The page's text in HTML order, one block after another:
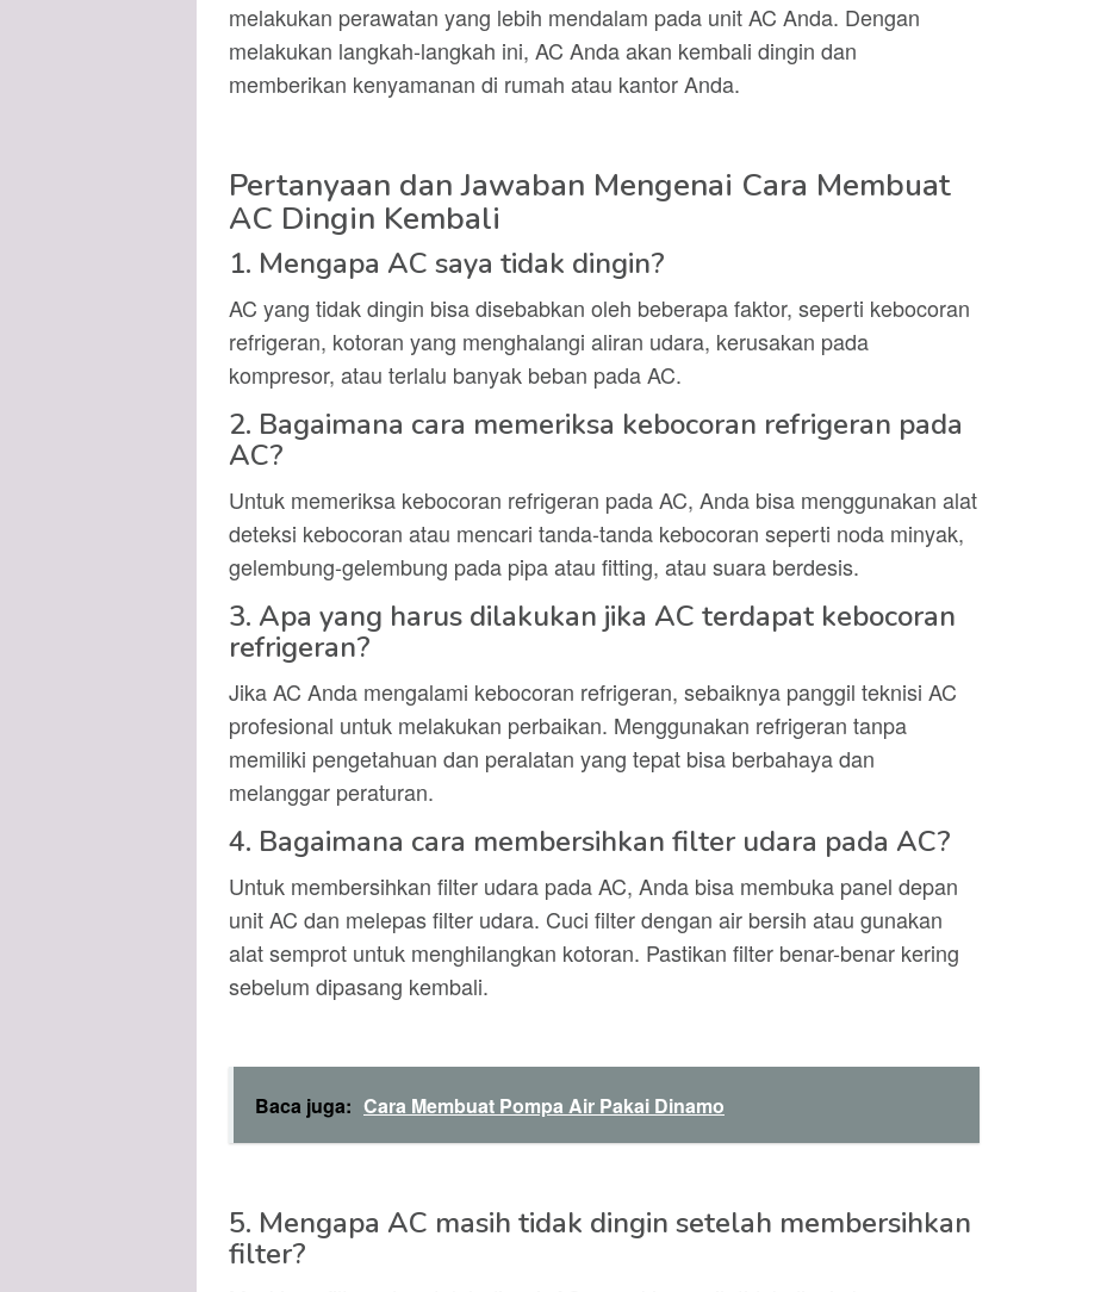
melakukan perawatan yang lebih mendalam pada unit AC Anda. Dengan
melakukan langkah-langkah ini, AC Anda akan kembali dingin dan
memberikan kenyamanan di rumah atau kantor Anda.
Pertanyaan dan Jawaban Mengenai Cara Membuat
AC Dingin Kembali
1. Mengapa AC saya tidak dingin?
AC yang tidak dingin bisa disebabkan oleh beberapa faktor, seperti kebocoran
refrigeran, kotoran yang menghalangi aliran udara, kerusakan pada
kompresor, atau terlalu banyak beban pada AC.
2. Bagaimana cara memeriksa kebocoran refrigeran pada
AC?
Untuk memeriksa kebocoran refrigeran pada AC, Anda bisa menggunakan alat
deteksi kebocoran atau mencari tanda-tanda kebocoran seperti noda minyak,
gelembung-gelembung pada pipa atau fitting, atau suara berdesis.
3. Apa yang harus dilakukan jika AC terdapat kebocoran
refrigeran?
Jika AC Anda mengalami kebocoran refrigeran, sebaiknya panggil teknisi AC
profesional untuk melakukan perbaikan. Menggunakan refrigeran tanpa
memiliki pengetahuan dan peralatan yang tepat bisa berbahaya dan
melanggar peraturan.
4. Bagaimana cara membersihkan filter udara pada AC?
Untuk membersihkan filter udara pada AC, Anda bisa membuka panel depan
unit AC dan melepas filter udara. Cuci filter dengan air bersih atau gunakan
alat semprot untuk menghilangkan kotoran. Pastikan filter benar-benar kering
sebelum dipasang kembali.
Baca juga: Cara Membuat Pompa Air Pakai Dinamo
5. Mengapa AC masih tidak dingin setelah membersihkan
filter?